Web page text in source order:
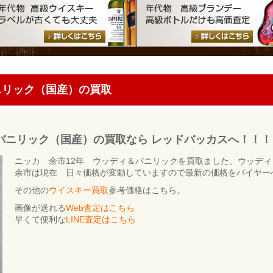
ック（国産）の買取
リック（国産）の買取なら レッドバッカスへ！！！
ニッカ 余市12年 ウッディ＆バニリックを買取ました。ウッデ
余市は現在 日々価格が変動していますので最新の価格をバイヤー
その他のウイスキー買取参考価格はこちら。
画像が送れるWeb査定はこちら
早くて便利なLINE査定はこちら